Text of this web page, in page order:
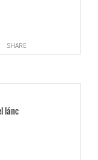
SHARE
lánc